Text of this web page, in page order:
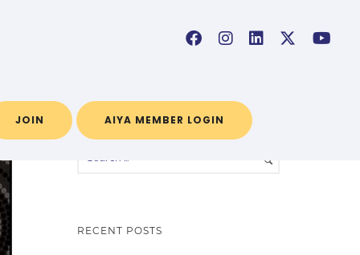
JOIN AIYA MEMBER LOGIN
Home / Blog Archives
RECENT POSTS